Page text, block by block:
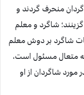
منحرف گردند و
شاگرد و معلم
شاگرد بر دوش معلم
متعال مسئول است،
شاگردان از او